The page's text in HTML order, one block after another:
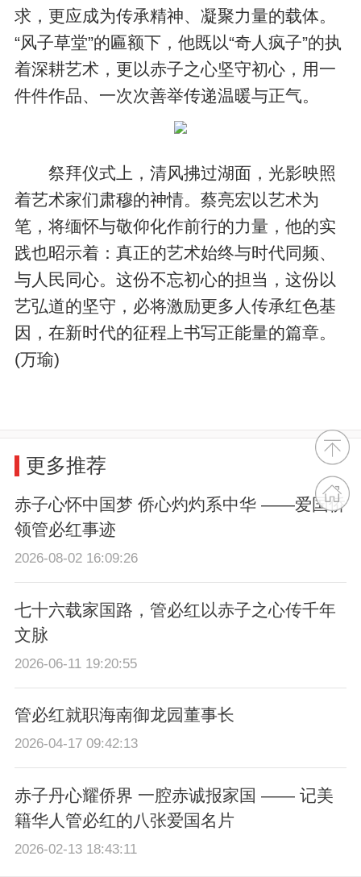
求，更应成为传承精神、凝聚力量的载体。
“风子草堂”的匾额下，他既以“奇人疯子”的执
着深耕艺术，更以赤子之心坚守初心，用一
件件作品、一次次善举传递温暖与正气。
祭拜仪式上，清风拂过湖面，光影映照
着艺术家们肃穆的神情。蔡亮宏以艺术为
笔，将缅怀与敬仰化作前行的力量，他的实
践也昭示着：真正的艺术始终与时代同频、
与人民同心。这份不忘初心的担当，这份以
艺弘道的坚守，必将激励更多人传承红色基
因，在新时代的征程上书写正能量的篇章。
(万瑜)
更多推荐
赤子心怀中国梦 侨心灼灼系中华 ——爱国侨
领管必红事迹
2026-08-02 16:09:26
七十六载家国路，管必红以赤子之心传千年
文脉
2026-06-11 19:20:55
管必红就职海南御龙园董事长
2026-04-17 09:42:13
赤子丹心耀侨界 一腔赤诚报家国 —— 记美
籍华人管必红的八张爱国名片
2026-02-13 18:43:11